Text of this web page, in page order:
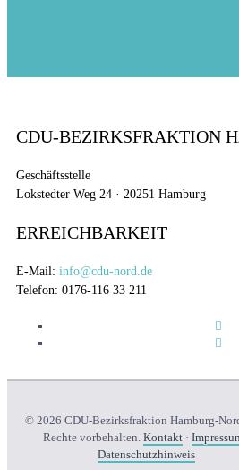
CDU-BEZIRKSFRAKTION
Geschäftsstelle
Lokstedter Weg 24 · 20251 Hamburg
ERREICHBARKEIT
E-Mail: info@cdu-nord.de
Telefon: 0176-116 33 211
© 2026 CDU-Bezirksfraktion Hamburg-
Rechte vorbehalten. Kontakt·
Datenschutzhinweis